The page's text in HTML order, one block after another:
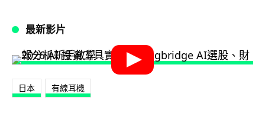
最新影片
日本 有線耳機